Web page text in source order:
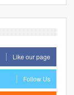
Like our page
Follow Us